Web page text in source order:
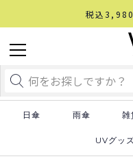
税込3,980
日傘 雨傘 雑
UVグッ